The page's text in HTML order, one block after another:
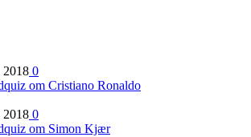
2018 0
om Cristiano Ronaldo
2018 0
om Simon Kjær